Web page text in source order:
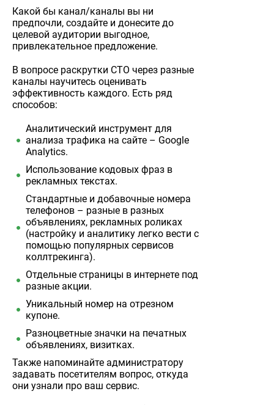
Какой бы канал/каналы вы ни
предпочли, создайте и донесите до
целевой аудитории выгодное,
привлекательное предложение.
В вопросе раскрутки СТО через разные
каналы научитесь оценивать
эффективность каждого. Есть ряд
способов:
Аналитический инструмент для
анализа трафика на сайте – Google
Analytics.
Использование кодовых фраз в
рекламных текстах.
Стандартные и добавочные номера
телефонов – разные в разных
объявлениях, рекламных роликах
(настройку и аналитику легко вести с
помощью популярных сервисов
коллтрекинга).
Отдельные страницы в интернете под
разные акции.
Уникальный номер на отрезном
купоне.
Разноцветные значки на печатных
объявлениях, визитках.
Также напоминайте администратору
задавать посетителям вопрос, откуда
они узнали про ваш сервис.